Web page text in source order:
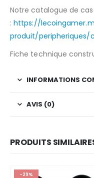
Notre catalogue de
:https://
produit/peripheriques/
Fiche technique
INFORMATIONS
AVIS (0)
PRODUITS
-29%